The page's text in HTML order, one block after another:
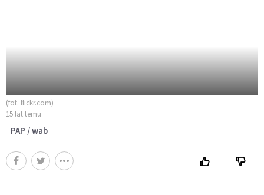
(fot. flickr.com)
15 lat temu
PAP / wab